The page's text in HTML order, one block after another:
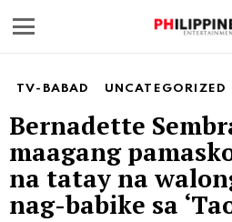
TV-BABAD UNCATEGORIZED
Bernadette
maagang
na tatay na
nag-babike sa